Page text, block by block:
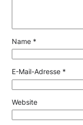
Name *
E-Mail-Adresse *
Website